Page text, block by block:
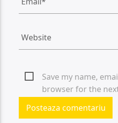
Save my name,
browser for the